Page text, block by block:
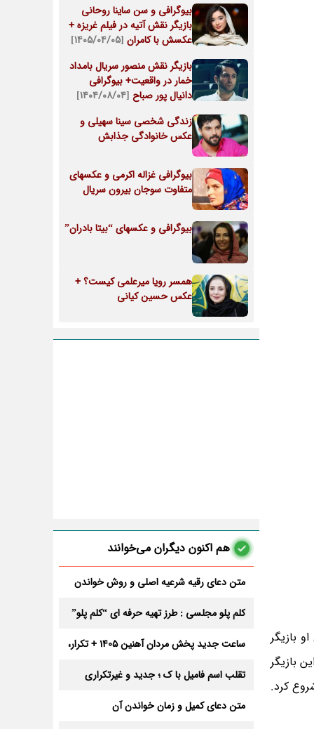
بازیگر
بازیگر
شروع کرد.
بیوگرافی و سن ساینا روحانی
بازیگر نقش آتیه در فیلم غریزه +
عکسش با کامران [۱۴۰۵/۰۴/۰۵]
بازیگر نقش منصور سریال بامداد
خمار در واقعیت+ بیوگرافی
دانیال پور صباح [۱۴۰۴/۰۸/۰۴]
زندگی شخصی سینا سهیلی و
عکس خانوادگی جذابش
بیوگرافی غزاله اکرمی و عکسهای
متفاوت سوجان بیرون سریال
بیوگرافی و عکسهای “بیتا بادران”
همسر رویا میرعلمی کیست؟ +
عکس حسین کیانی
هم اکنون دیگران می‌خوانند
متن دعای رقیه شرعیه اصلی و روش خواندن
کلم پلو مجلسی : طرز تهیه حرفه ای “کلم پلو”
ساعت جدید پخش مردان آهنین 1405 + تکرار،
تقلب اسم فامیل با ک ؛ جدید و غیرتکراری
متن دعای کمیل و زمان خواندن آن